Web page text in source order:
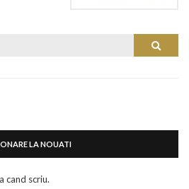
Search
LA NOUATI
cand scriu.